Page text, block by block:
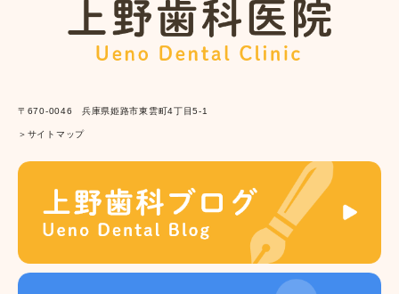
〒670-0046 兵庫県姫路市東雲町4丁目5-1
＞サイトマップ